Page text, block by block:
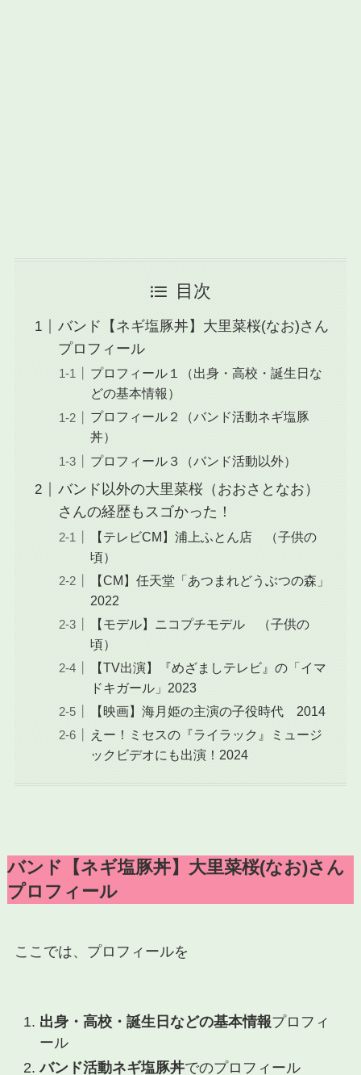
目次
バンド【ネギ塩豚丼】大里菜桜(なお)さん
プロフィール
プロフィール１（出身・高校・誕生日な
どの基本情報）
プロフィール２（バンド活動ネギ塩豚
丼）
プロフィール３（バンド活動以外）
バンド以外の大里菜桜（おおさとなお）
さんの経歴もスゴかった！
【テレビCM】浦上ふとん店 （子供の
頃）
【CM】任天堂「あつまれどうぶつの森」
2022
【モデル】ニコプチモデル （子供の
頃）
【TV出演】『めざましテレビ』の「イマ
ドキガール」2023
【映画】海月姫の主演の子役時代 2014
えー！ミセスの『ライラック』ミュージ
ックビデオにも出演！2024
バンド【ネギ塩豚丼】大里菜桜(なお)さん
プロフィール
ここでは、プロフィールを
出身・高校・誕生日などの基本情報プロフィ
ール
バンド活動ネギ塩豚丼でのプロフィール